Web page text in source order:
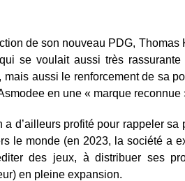
de son nouveau PDG,
se voulait aussi très
mais aussi le renforcement de sa
en une « marque
a d’ailleurs profité pour rappeler
le monde (en 2023, la société a
des jeux, à distribuer ses
en pleine expansion.